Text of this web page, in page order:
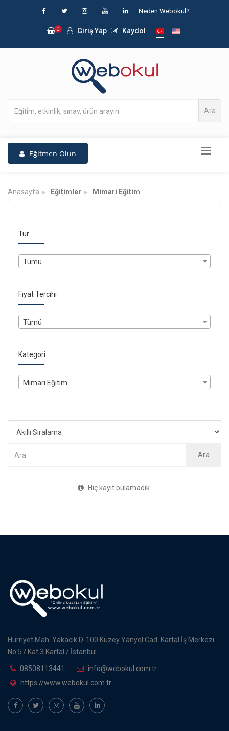
Neden Webokul?
0 Giriş Yap Kaydol
Ara
Eğitmen Olun
Anasayfa Eğitimler Mimari Eğitim
Tür
Tümü
Fiyat Tercihi
Tümü
Kategori
Mimari Eğitim
Ara
Hiç kayıt bulamadık.
Hürriyet Mah. Yakacık D-100 Kuzey Yanyol Cad. Kartal İş Merkezi
No:57 Kat:3 Kartal / İstanbul
08508113441
info@webokul.com.tr
https://www.webokul.com.tr